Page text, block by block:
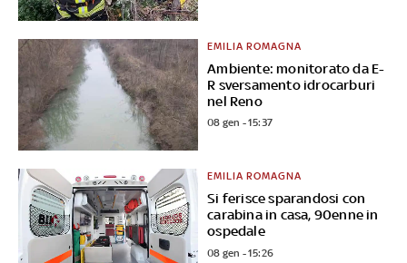
Ambiente: monitorato da E-
R sversamento idrocarburi
nel Reno
EMILIA ROMAGNA
08 gen - 15:37
Si ferisce sparandosi con
carabina in casa, 90enne in
ospedale
EMILIA ROMAGNA
08 gen - 15:26